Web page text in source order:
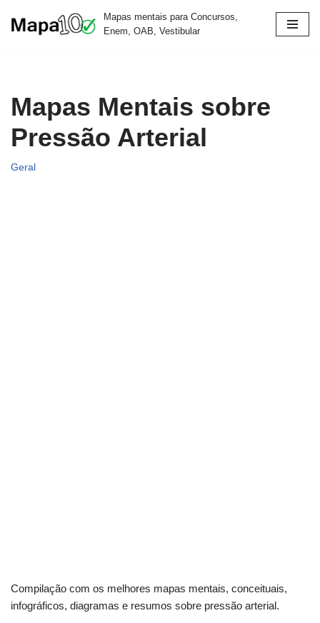
Mapas mentais para Concursos,
Enem, OAB, Vestibular
Mapas Mentais sobre
Pressão Arterial
Geral
Compilação com os melhores mapas mentais, conceituais,
infográficos, diagramas e resumos sobre pressão arterial.